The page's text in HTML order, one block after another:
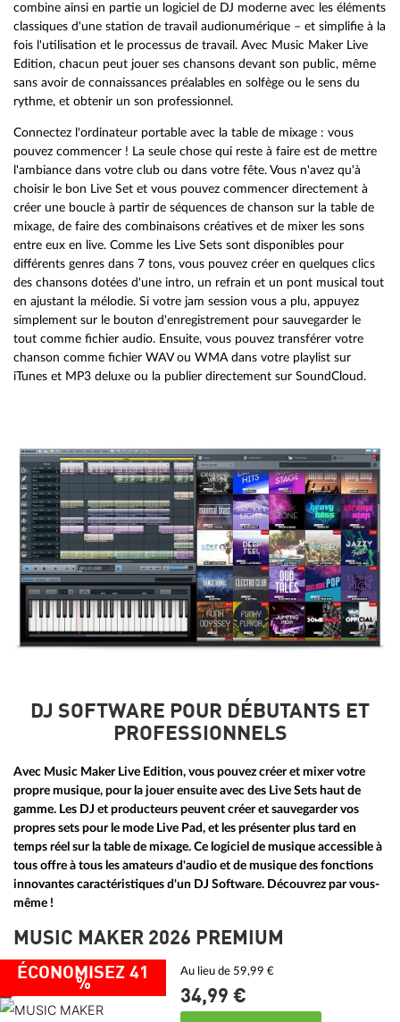
combine ainsi en partie un logiciel de DJ moderne avec les éléments
classiques d'une station de travail audionumérique – et simplifie à la
fois l'utilisation et le processus de travail. Avec Music Maker Live
Edition, chacun peut jouer ses chansons devant son public, même
sans avoir de connaissances préalables en solfège ou le sens du
rythme, et obtenir un son professionnel.
Connectez l'ordinateur portable avec la table de mixage : vous
pouvez commencer ! La seule chose qui reste à faire est de mettre
l'ambiance dans votre club ou dans votre fête. Vous n'avez qu'à
choisir le bon Live Set et vous pouvez commencer directement à
créer une boucle à partir de séquences de chanson sur la table de
mixage, de faire des combinaisons créatives et de mixer les sons
entre eux en live. Comme les Live Sets sont disponibles pour
différents genres dans 7 tons, vous pouvez créer en quelques clics
des chansons dotées d'une intro, un refrain et un pont musical tout
en ajustant la mélodie. Si votre jam session vous a plu, appuyez
simplement sur le bouton d'enregistrement pour sauvegarder le
tout comme fichier audio. Ensuite, vous pouvez transférer votre
chanson comme fichier WAV ou WMA dans votre playlist sur
iTunes et MP3 deluxe ou la publier directement sur SoundCloud.
DJ SOFTWARE POUR DÉBUTANTS ET
PROFESSIONNELS
Avec Music Maker Live Edition, vous pouvez créer et mixer votre
propre musique, pour la jouer ensuite avec des Live Sets haut de
gamme. Les DJ et producteurs peuvent créer et sauvegarder vos
propres sets pour le mode Live Pad, et les présenter plus tard en
temps réel sur la table de mixage. Ce logiciel de musique accessible à
tous offre à tous les amateurs d'audio et de musique des fonctions
innovantes caractéristiques d'un DJ Software. Découvrez par vous-
même !
MUSIC MAKER 2026 PREMIUM
ÉCONOMISEZ 41
%
Au lieu de 59,99 €
34,99 €